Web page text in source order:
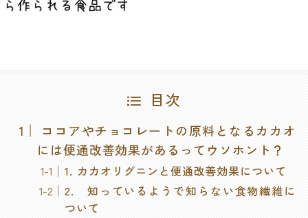
目次
ココアやチョコレートの原料となるカカオ
には便通改善効果があるってウソホント？
1. カカオリグニンと便通改善効果について
2. 知っているようで知らない食物繊維に
ついて